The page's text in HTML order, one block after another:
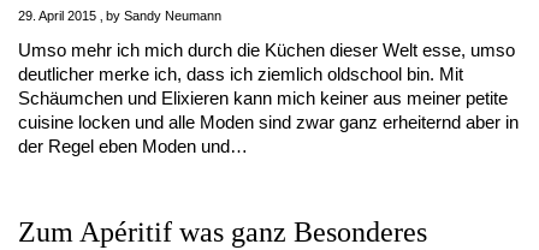
29. April 2015 by Sandy Neumann
Umso mehr ich mich durch die Küchen dieser Welt esse, umso
deutlicher merke ich, dass ich ziemlich oldschool bin. Mit
Schäumchen und Elixieren kann mich keiner aus meiner petite
cuisine locken und alle Moden sind zwar ganz erheiternd aber in
der Regel eben Moden und…
Zum Apéritif was ganz Besonderes